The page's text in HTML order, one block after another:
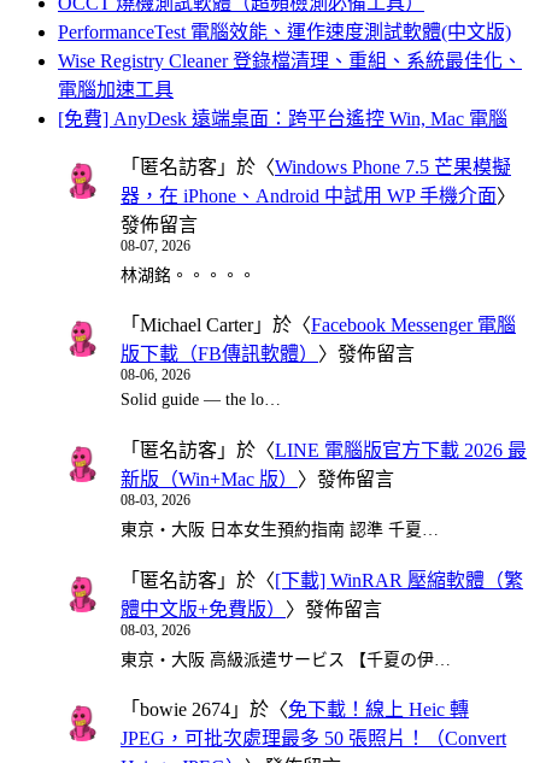
PerformanceTest 電腦效能、運作速度測試軟體(中文版)
Wise Registry Cleaner 登錄檔清理、重組、系統最佳化、
電腦加速工具
[免費] AnyDesk 遠端桌面：跨平台遙控 Win, Mac 電腦
「 匿名訪客 」於〈Windows Phone 7.5 芒果模擬
器，在 iPhone、Android 中試用 WP 手機介面〉
發佈留言
08-07, 2026
林湖銘。。。。。
「 Michael Carter」於〈Facebook Messenger 電腦
版下載（FB傳訊軟體） 〉發佈留言
08-06, 2026
Solid guide — the lo…
「 匿名訪客 」於〈LINE 電腦版官方下載 2026 最
新版（Win+Mac 版） 〉發佈留言
08-03, 2026
東京・大阪 日本女生預約指南 認準 千夏…
「 匿名訪客 」於〈[下載] WinRAR 壓縮軟體（繁
體中文版+免費版） 〉發佈留言
08-03, 2026
東京・大阪 高級派遣サービス 【千夏の伊…
「 bowie 2674 」於〈免下載！線上 Heic 轉
JPEG，可批次處理最多 50 張照片！（Convert